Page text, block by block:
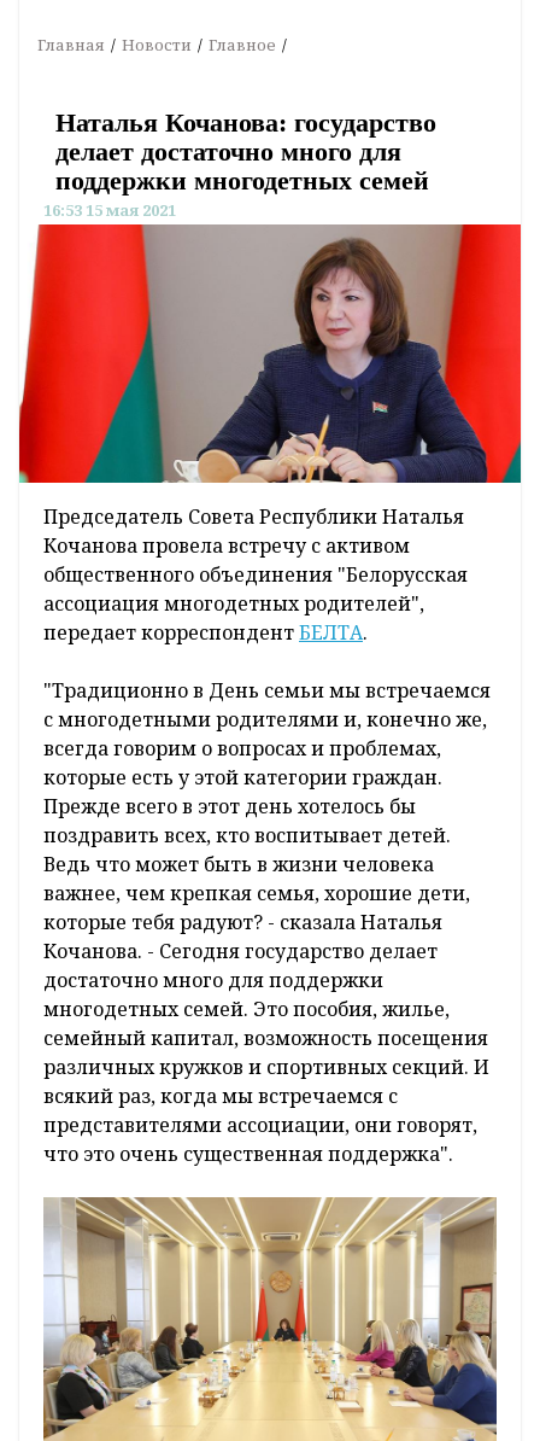
Главная Новости Главное
Наталья Кочанова: государство
делает достаточно много для
поддержки многодетных семей
16:53 15 мая 2021
Председатель Совета Республики Наталья
Кочанова провела встречу с активом
общественного объединения "Белорусская
ассоциация многодетных родителей",
передает корреспондентБЕЛТА.
"Традиционно в День семьи мы встречаемся
с многодетными родителями и, конечно же,
всегда говорим о вопросах и проблемах,
которые есть у этой категории граждан.
Прежде всего в этот день хотелось бы
поздравить всех, кто воспитывает детей.
Ведь что может быть в жизни человека
важнее, чем крепкая семья, хорошие дети,
которые тебя радуют? - сказала Наталья
Кочанова. - Сегодня государство делает
достаточно много для поддержки
многодетных семей. Это пособия, жилье,
семейный капитал, возможность посещения
различных кружков и спортивных секций. И
всякий раз, когда мы встречаемся с
представителями ассоциации, они говорят,
что это очень существенная поддержка".